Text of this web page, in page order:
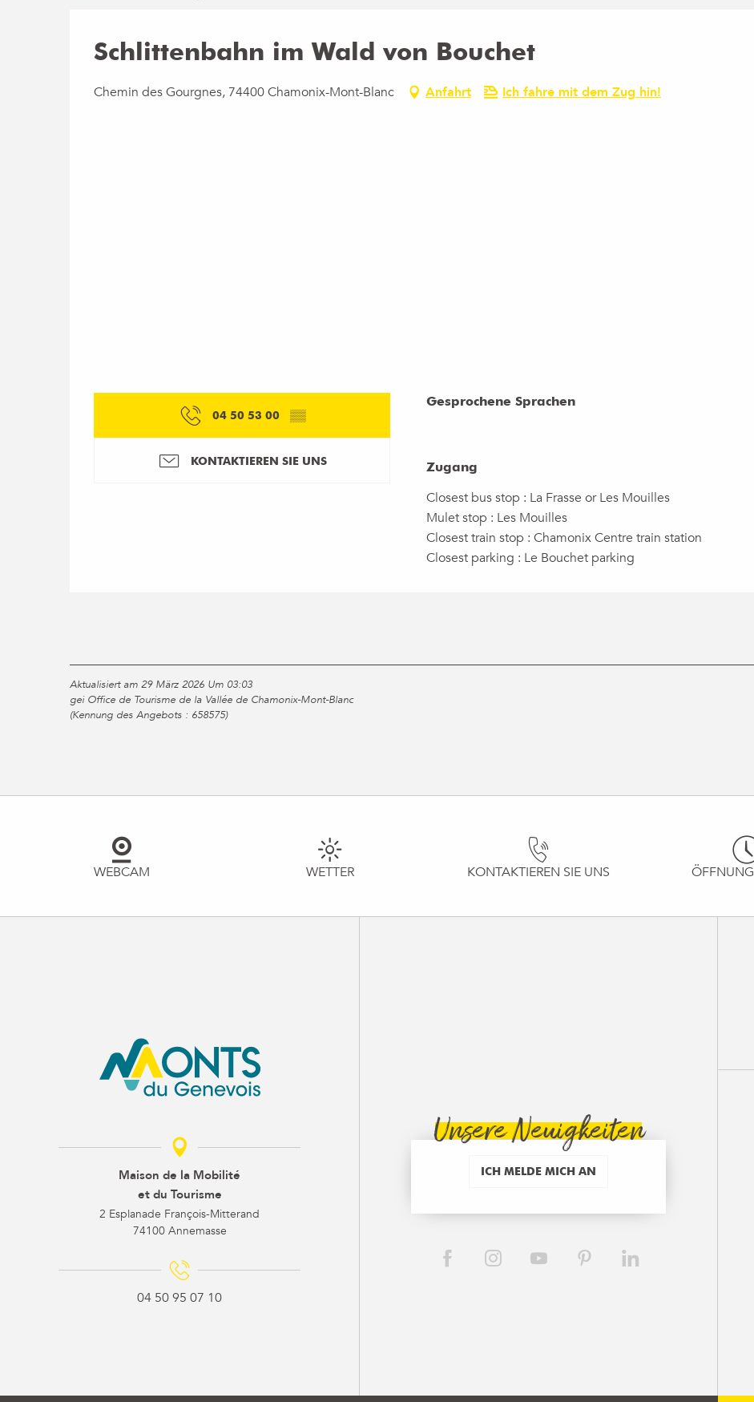
Schlittenbahn im Wald von Bouchet
Chemin des Gourgnes, 74400 Chamonix-Mont-Blanc Anfahrt Ich fahre mit dem Zug hin!
04 50 53 00 ▒▒
KONTAKTIEREN SIE UNS
Gesprochene Sprachen
Gesprochene Sprachen
Zugang
Zugang
Closest bus stop : La Frasse or Les Mouilles
Mulet stop : Les Mouilles
Closest train stop : Chamonix Centre train station
Closest parking : Le Bouchet parking
Aktualisiert am 29 März 2026 Um 03:03
gei Office de Tourisme de la Vallée de Chamonix-Mont-Blanc
(Kennung des Angebots : 658575)
WEBCAM WETTER KONTAKTIEREN SIE UNS
Maison de la Mobilité
et du Tourisme
2 Esplanade François-Mitterand
74100 Annemasse
04 50 95 07 10
Unsere Neuigkeiten
ICH MELDE MICH AN